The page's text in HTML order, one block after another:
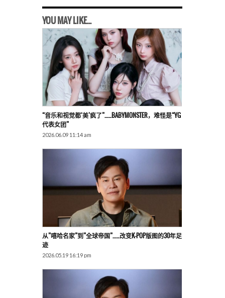
YOU MAY LIKE...
“音乐和视觉都‘美’疯了”……BABYMONSTER，难怪是“YG
代表女团”
2026.06.09 11:14 am
从”嘻哈名家”到”全球帝国”……改变K-POP版图的30年足
迹
2026.05.19 16:19 pm